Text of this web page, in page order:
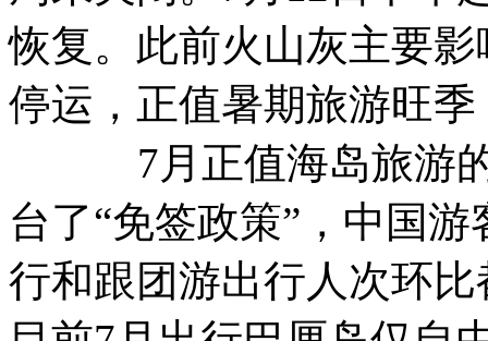
恢复。此前火山灰主要
停运，正值暑期旅游旺
7月正值海岛旅游的
台了“免签政策”，中国
行和跟团游出行人次环